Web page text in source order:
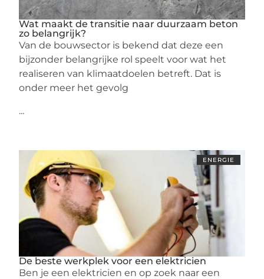
Wat maakt de transitie naar duurzaam beton
zo belangrijk?
Van de bouwsector is bekend dat deze een
bijzonder belangrijke rol speelt voor wat het
realiseren van klimaatdoelen betreft. Dat is
onder meer het gevolg
...
ENERGIE
De beste werkplek voor een elektricien
Ben je een elektricien en op zoek naar een